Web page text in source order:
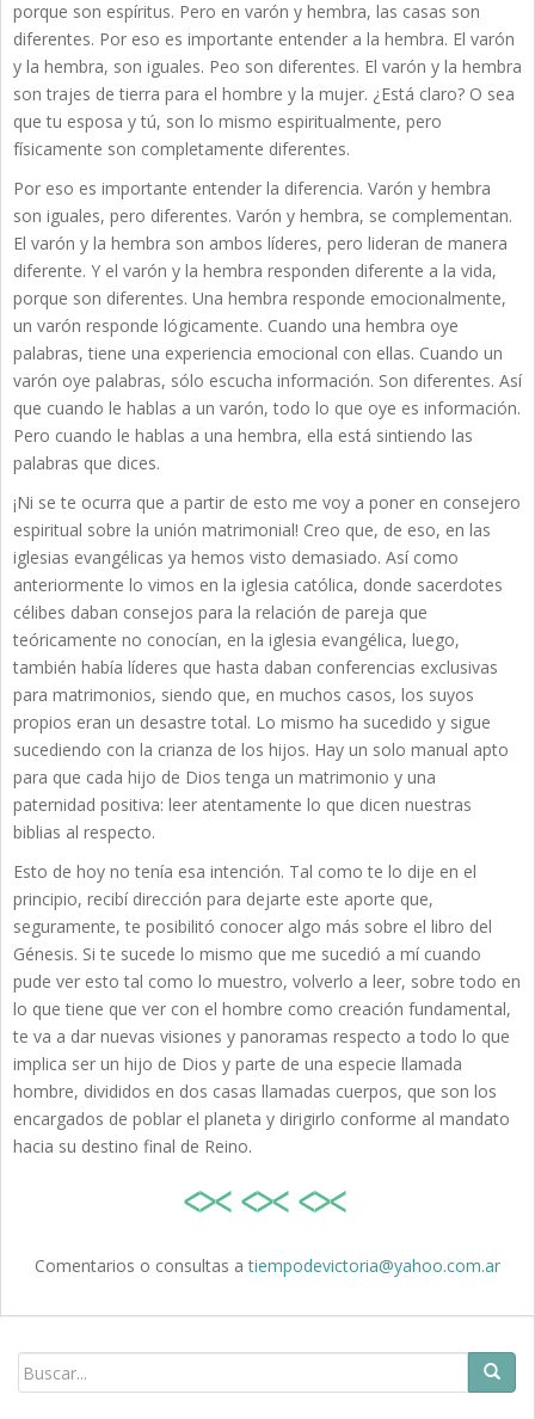
porque son espíritus. Pero en varón y hembra, las casas son
diferentes. Por eso es importante entender a la hembra. El varón
y la hembra, son iguales. Peo son diferentes. El varón y la hembra
son trajes de tierra para el hombre y la mujer. ¿Está claro? O sea
que tu esposa y tú, son lo mismo espiritualmente, pero
físicamente son completamente diferentes.
Por eso es importante entender la diferencia. Varón y hembra
son iguales, pero diferentes. Varón y hembra, se complementan.
El varón y la hembra son ambos líderes, pero lideran de manera
diferente. Y el varón y la hembra responden diferente a la vida,
porque son diferentes. Una hembra responde emocionalmente,
un varón responde lógicamente. Cuando una hembra oye
palabras, tiene una experiencia emocional con ellas. Cuando un
varón oye palabras, sólo escucha información. Son diferentes. Así
que cuando le hablas a un varón, todo lo que oye es información.
Pero cuando le hablas a una hembra, ella está sintiendo las
palabras que dices.
¡Ni se te ocurra que a partir de esto me voy a poner en consejero
espiritual sobre la unión matrimonial! Creo que, de eso, en las
iglesias evangélicas ya hemos visto demasiado. Así como
anteriormente lo vimos en la iglesia católica, donde sacerdotes
célibes daban consejos para la relación de pareja que
teóricamente no conocían, en la iglesia evangélica, luego,
también había líderes que hasta daban conferencias exclusivas
para matrimonios, siendo que, en muchos casos, los suyos
propios eran un desastre total. Lo mismo ha sucedido y sigue
sucediendo con la crianza de los hijos. Hay un solo manual apto
para que cada hijo de Dios tenga un matrimonio y una
paternidad positiva: leer atentamente lo que dicen nuestras
biblias al respecto.
Esto de hoy no tenía esa intención. Tal como te lo dije en el
principio, recibí dirección para dejarte este aporte que,
seguramente, te posibilitó conocer algo más sobre el libro del
Génesis. Si te sucede lo mismo que me sucedió a mí cuando
pude ver esto tal como lo muestro, volverlo a leer, sobre todo en
lo que tiene que ver con el hombre como creación fundamental,
te va a dar nuevas visiones y panoramas respecto a todo lo que
implica ser un hijo de Dios y parte de una especie llamada
hombre, divididos en dos casas llamadas cuerpos, que son los
encargados de poblar el planeta y dirigirlo conforme al mandato
hacia su destino final de Reino.
Comentarios o consultas atiempodevictoria@yahoo.com.ar